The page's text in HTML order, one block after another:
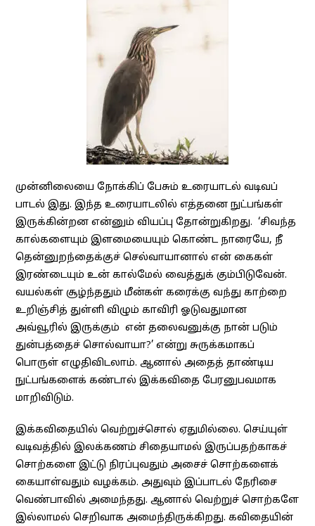
முன்னிலையை நோக்கிப் பேசும் உரையாடல் வடிவப்
பாடல் இது. இந்த உரையாடலில் எத்தனை நுட்பங்கள்
இருக்கின்றன என்னும் வியப்பு தோன்றுகிறது. ‘சிவந்த
கால்களையும் இளமையையும் கொண்ட நாரையே, நீ
தென்னுறந்தைக்குச் செல்வாயானால் என் கைகள்
இரண்டையும் உன் கால்மேல் வைத்துக் கும்பிடுவேன்.
வயல்கள் சூழ்ந்ததும் மீன்கள் கரைக்கு வந்து காற்றை
உறிஞ்சித் துள்ளி விழும் காவிரி ஓடுவதுமான
அவ்வூரில் இருக்கும் என் தலைவனுக்கு நான் படும்
துன்பத்தைச் சொல்வாயா?’ என்று சுருக்கமாகப்
பொருள் எழுதிவிடலாம். ஆனால் அதைத் தாண்டிய
நுட்பங்களைக் கண்டால் இக்கவிதை பேரனுபவமாக
மாறிவிடும்.
இக்கவிதையில் வெற்றுச்சொல் ஏதுமில்லை. செய்யுள்
வடிவத்தில் இலக்கணம் சிதையாமல் இருப்பதற்காகச்
சொற்களை இட்டு நிரப்புவதும் அசைச் சொற்களைக்
கையாள்வதும் வழக்கம். அதுவும் இப்பாடல் நேரிசை
வெண்பாவில் அமைந்தது. ஆனால் வெற்றுச் சொற்களே
இல்லாமல் செறிவாக அமைந்திருக்கிறது. கவிதையின்